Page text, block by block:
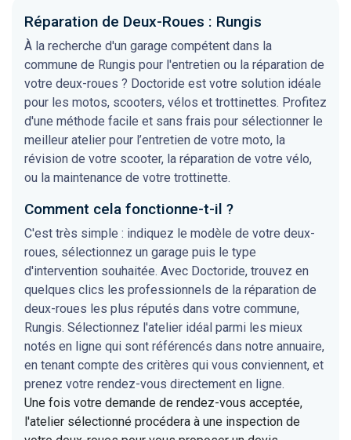
Réparation de Deux-Roues : Rungis
À la recherche d'un garage compétent dans la
commune de Rungis pour l'entretien ou la réparation de
votre deux-roues ? Doctoride est votre solution idéale
pour les motos, scooters, vélos et trottinettes. Profitez
d'une méthode facile et sans frais pour sélectionner le
meilleur atelier pour l’entretien de votre moto, la
révision de votre scooter, la réparation de votre vélo,
ou la maintenance de votre trottinette.
Comment cela fonctionne-t-il ?
C'est très simple : indiquez le modèle de votre deux-
roues, sélectionnez un garage puis le type
d'intervention souhaitée. Avec Doctoride, trouvez en
quelques clics les professionnels de la réparation de
deux-roues les plus réputés dans votre commune,
Rungis. Sélectionnez l'atelier idéal parmi les mieux
notés en ligne qui sont référencés dans notre annuaire,
en tenant compte des critères qui vous conviennent, et
prenez votre rendez-vous directement en ligne.
Une fois votre demande de rendez-vous acceptée,
l'atelier sélectionné procédera à une inspection de